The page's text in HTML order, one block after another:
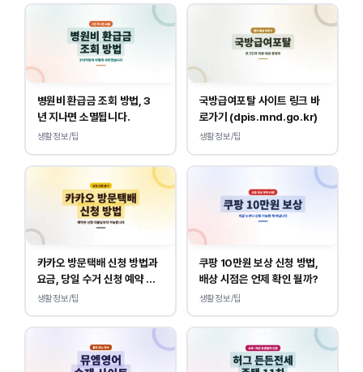
병원비 환급금 조회 방법, 3
년 지나면 소멸됩니다.
생활정보/팁
국방급여포탈 사이트 링크 바
로가기 (dpis.mnd.go.kr)
생활정보/팁
카카오 방문택배 신청 방법과
요금, 당일 수거 신청 예약 안
내
생활정보/팁
쿠팡 10만원 보상 신청 방법,
배상 시점은 언제 확인 될까?
생활정보/팁